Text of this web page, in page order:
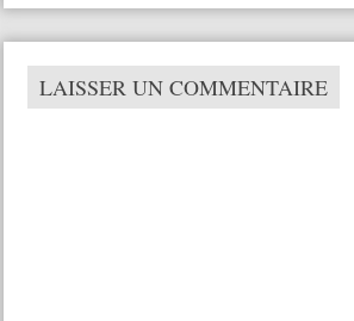
LAISSER UN COMMENTAIRE